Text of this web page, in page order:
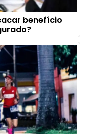
benefício